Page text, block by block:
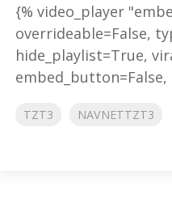
{% video_player
overrideable=False,
hide_playlist=True,
embed_button=False,
TZT3 NAVNETTZT3